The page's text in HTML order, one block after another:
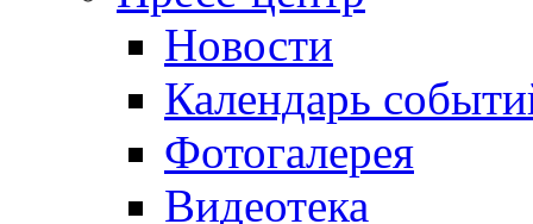
Новости
Календарь
Фотогалерея
Видеотека